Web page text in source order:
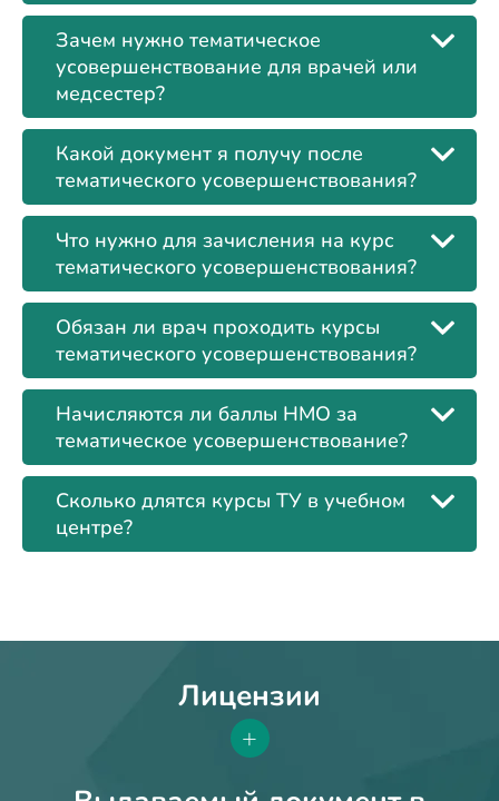
Зачем нужно тематическое
усовершенствование для врачей или
медсестер?
Какой документ я получу после
тематического усовершенствования?
Что нужно для зачисления на курс
тематического усовершенствования?
Обязан ли врач проходить курсы
тематического усовершенствования?
Начисляются ли баллы НМО за
тематическое усовершенствование?
Сколько длятся курсы ТУ в учебном
центре?
Лицензии
+